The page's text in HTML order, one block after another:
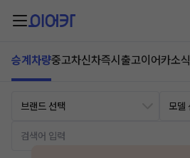
승계차량중고차신차즉시출고이어카소식